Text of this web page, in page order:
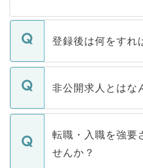
登録後は何をすれ
ご登録いただきまし
登録内容を確認し、
ます。通常、5営業
いただきますので、
い。
非公開求人とはな
マイナビDOCTOR
うち約3割は、Web
けない「非公開求人
下記の理由によって
転職・入職を強要
せんか？